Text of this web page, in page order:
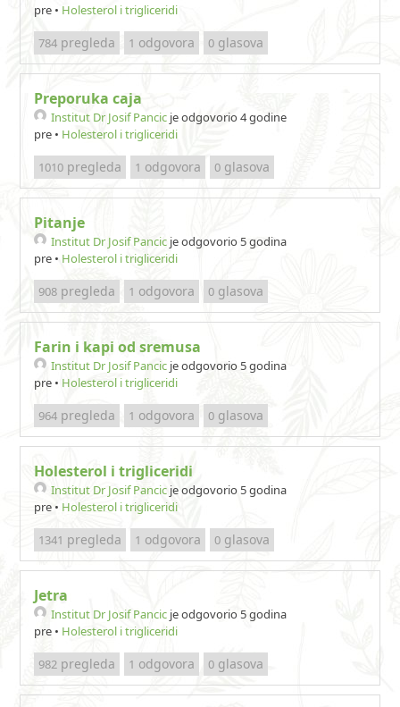
pre • Holesterol i trigliceridi
784 pregleda 1 odgovora 0 glasova
Preporuka caja
Institut Dr Josif Pancic je odgovorio 4 godine
pre • Holesterol i trigliceridi
1010 pregleda 1 odgovora 0 glasova
Pitanje
Institut Dr Josif Pancic je odgovorio 5 godina
pre • Holesterol i trigliceridi
908 pregleda 1 odgovora 0 glasova
Farin i kapi od sremusa
Institut Dr Josif Pancic je odgovorio 5 godina
pre • Holesterol i trigliceridi
964 pregleda 1 odgovora 0 glasova
Holesterol i trigliceridi
Institut Dr Josif Pancic je odgovorio 5 godina
pre • Holesterol i trigliceridi
1341 pregleda 1 odgovora 0 glasova
Jetra
Institut Dr Josif Pancic je odgovorio 5 godina
pre • Holesterol i trigliceridi
982 pregleda 1 odgovora 0 glasova